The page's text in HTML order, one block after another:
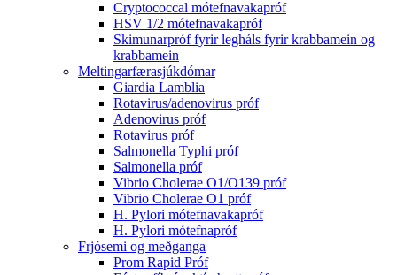
Cryptococcal mótefnavakapróf
HSV 1/2 mótefnavakapróf
Skimunarpróf fyrir legháls fyrir krabbamein og
krabbamein
Meltingarfærasjúkdómar
Giardia Lamblia
Rotavirus/adenovirus próf
Adenovirus próf
Rotavirus próf
Salmonella Typhi próf
Salmonella próf
Vibrio Cholerae O1/O139 próf
Vibrio Cholerae O1 próf
H. Pylori mótefnavakapróf
H. Pylori mótefnapróf
Frjósemi og meðganga
Prom Rapid Próf